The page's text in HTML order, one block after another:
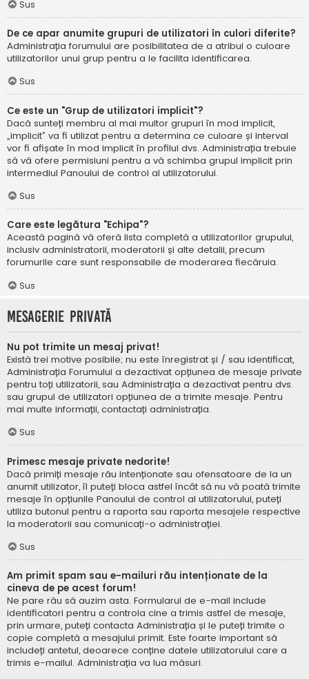
Sus
De ce apar anumite grupuri de utilizatori în culori diferite?
Administrația forumului are posibilitatea de a atribui o culoare
utilizatorilor unui grup pentru a le facilita identificarea.
Sus
Ce este un "Grup de utilizatori implicit"?
Dacă sunteți membru al mai multor grupuri în mod implicit,
„implicit” va fi utilizat pentru a determina ce culoare și interval
vor fi afișate în mod implicit în profilul dvs. Administrația trebuie
să vă ofere permisiuni pentru a vă schimba grupul implicit prin
intermediul Panoului de control al utilizatorului.
Sus
Care este legătura "Echipa"?
Această pagină vă oferă lista completă a utilizatorilor grupului,
inclusiv administratorii, moderatorii și alte detalii, precum
forumurile care sunt responsabile de moderarea fiecăruia.
Sus
Mesagerie privată
Nu pot trimite un mesaj privat!
Există trei motive posibile; nu este înregistrat și / sau identificat,
Administrația Forumului a dezactivat opțiunea de mesaje private
pentru toți utilizatorii, sau Administrația a dezactivat pentru dvs.
sau grupul de utilizatori opțiunea de a trimite mesaje. Pentru
mai multe informații, contactați administrația.
Sus
Primesc mesaje private nedorite!
Dacă primiți mesaje rău intenționate sau ofensatoare de la un
anumit utilizator, îl puteți bloca astfel încât să nu vă poată trimite
mesaje în opțiunile Panoului de control al utilizatorului, puteți
utiliza butonul pentru a raporta sau raporta mesajele respective
la moderatorii sau comunicați-o administrației.
Sus
Am primit spam sau e-mailuri rău intenționate de la
cineva de pe acest forum!
Ne pare rău să auzim asta. Formularul de e-mail include
identificatori pentru a controla cine a trimis astfel de mesaje,
prin urmare, puteți contacta Administrația și le puteți trimite o
copie completă a mesajului primit. Este foarte important să
includeți antetul, deoarece conține datele utilizatorului care a
trimis e-mailul. Administrația va lua măsuri.